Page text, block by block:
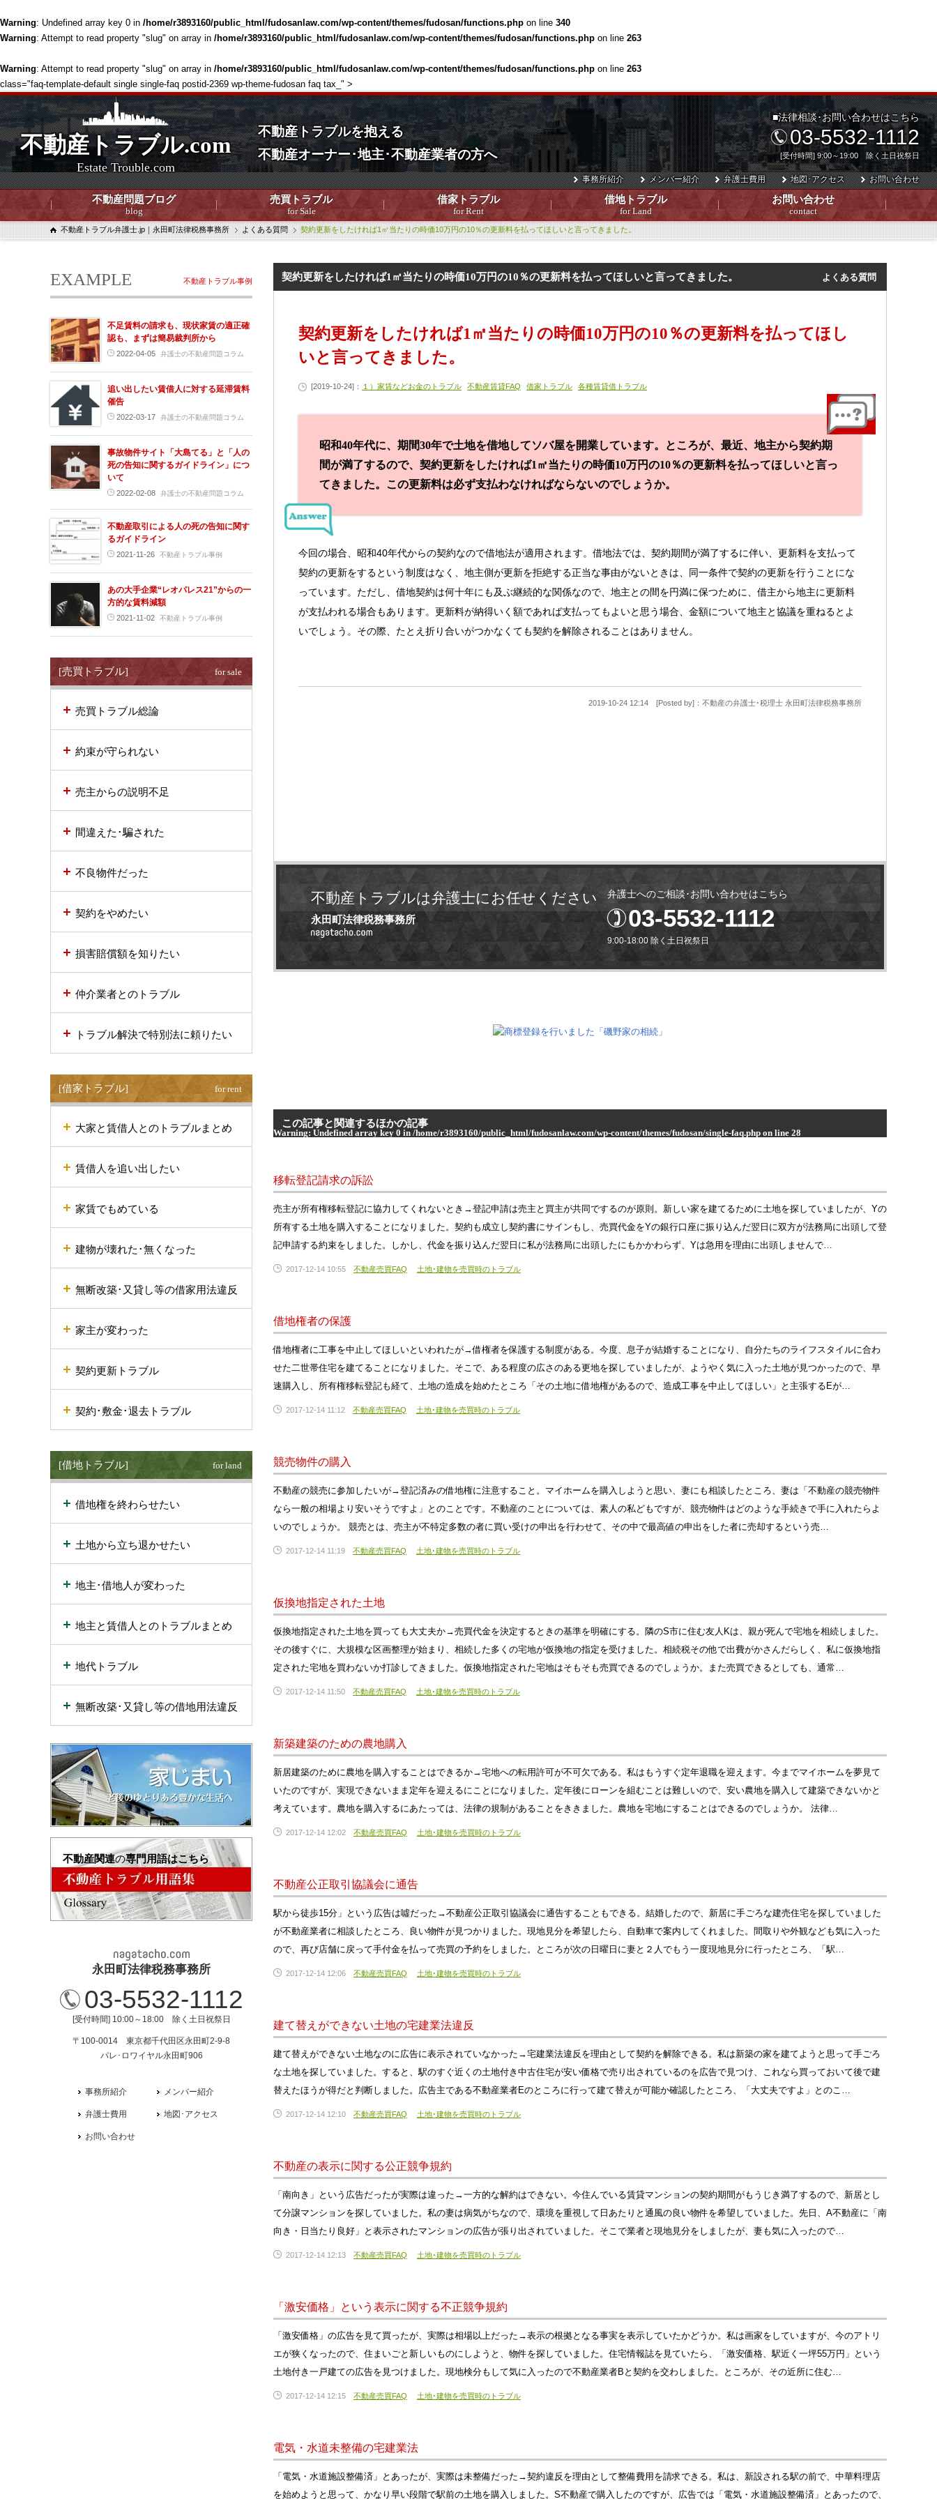
Warning: Undefined array key 0 in /home/r3893160/public_html/fudosanlaw.com/wp-content/themes/fudosan/functions.php on line 340
Warning: Attempt to read property "slug" on array in /home/r3893160/public_html/fudosanlaw.com/wp-content/themes/fudosan/functions.php on line 263
Warning: Attempt to read property "slug" on array in /home/r3893160/public_html/fudosanlaw.com/wp-content/themes/fudosan/functions.php on line 263
class="faq-template-default single single-faq postid-2369 wp-theme-fudosan faq tax_" >
不動産トラブル.com
Estate Trouble.com
不動産トラブルを抱える
不動産オーナー･地主･不動産業者の方へ
不動産問題ブログ
blog
売買トラブル
for Sale
借家トラブル
for Rent
借地トラブル
for Land
お問い合わせ
contact
事務所紹介 メンバー紹介 弁護士費用 地図･アクセス お問い合わせ
■法律相談･お問い合わせはこちら
03-5532-1112
[受付時間] 9:00～19:00 除く土日祝祭日
不動産トラブル弁護士.jp｜永田町法律税務事務所 よくある質問 契約更新をしたければ1㎡当たりの時価10万円の10％の更新料を払ってほしいと言ってきました。
契約更新をしたければ1㎡当たりの時価10万円の10％の更新料を払ってほしいと言ってきました。 よくある質問
契約更新をしたければ1㎡当たりの時価10万円の10％の更新料を払ってほし
いと言ってきました。
[2019-10-24]： １）家賃などお金のトラブル 不動産賃貸FAQ 借家トラブル 各種賃貸借トラブル
昭和40年代に、期間30年で土地を借地してソバ屋を開業しています。ところが、最近、地主から契約期
間が満了するので、契約更新をしたければ1㎡当たりの時価10万円の10％の更新料を払ってほしいと言っ
てきました。この更新料は必ず支払わなければならないのでしょうか。
今回の場合、昭和40年代からの契約なので借地法が適用されます。借地法では、契約期間が満了するに伴い、更新料を支払って
契約の更新をするという制度はなく、地主側が更新を拒絶する正当な事由がないときは、同一条件で契約の更新を行うことにな
っています。ただし、借地契約は何十年にも及ぶ継続的な関係なので、地主との間を円満に保つために、借主から地主に更新料
が支払われる場合もあります。更新料が納得いく額であれば支払ってもよいと思う場合、金額について地主と協議を重ねるとよ
いでしょう。その際、たとえ折り合いがつかなくても契約を解除されることはありません。
2019-10-24 12:14 [Posted by]：不動産の弁護士･税理士 永田町法律税務事務所
不動産トラブルは弁護士にお任せください
永田町法律税務事務所
弁護士へのご相談･お問い合わせはこちら
03-5532-1112
9:00-18:00 除く土日祝祭日
この記事と関連するほかの記事
Warning: Undefined array key 0 in /home/r3893160/public_html/fudosanlaw.com/wp-content/themes/fudosan/single-faq.php on line 28
移転登記請求の訴訟
売主が所有権移転登記に協力してくれないとき→登記申請は売主と買主が共同でするのが原則。新しい家を建てるために土地を探していましたが、Yの
所有する土地を購入することになりました。契約も成立し契約書にサインもし、売買代金をYの銀行口座に振り込んだ翌日に双方が法務局に出頭して登
記申請する約束をしました。しかし、代金を振り込んだ翌日に私が法務局に出頭したにもかかわらず、Yは急用を理由に出頭しませんで…
2017-12-14 10:55 不動産売買FAQ 土地･建物を売買時のトラブル
借地権者の保護
借地権者に工事を中止してほしいといわれたが→借権者を保護する制度がある。今度、息子が結婚することになり、自分たちのライフスタイルに合わ
せた二世帯住宅を建てることになりました。そこで、ある程度の広さのある更地を探していましたが、ようやく気に入った土地が見つかったので、早
速購入し、所有権移転登記も経て、土地の造成を始めたところ「その土地に借地権があるので、造成工事を中止してほしい」と主張するEが…
2017-12-14 11:12 不動産売買FAQ 土地･建物を売買時のトラブル
競売物件の購入
不動産の競売に参加したいが→登記済みの借地権に注意すること。マイホームを購入しようと思い、妻にも相談したところ、妻は「不動産の競売物件
なら一般の相場より安いそうですよ」とのことです。不動産のことについては、素人の私どもですが、競売物件はどのような手続きで手に入れたらよ
いのでしょうか。 競売とは、売主が不特定多数の者に買い受けの申出を行わせて、その中で最高値の申出をした者に売却するという売…
2017-12-14 11:19 不動産売買FAQ 土地･建物を売買時のトラブル
仮換地指定された土地
仮換地指定された土地を買っても大丈夫か→売買代金を決定するときの基準を明確にする。隣のS市に住む友人Kは、親が死んで宅地を相続しました。
その後すぐに、大規模な区画整理が始まり、相続した多くの宅地が仮換地の指定を受けました。相続税その他で出費がかさんだらしく、私に仮換地指
定された宅地を買わないか打診してきました。仮換地指定された宅地はそもそも売買できるのでしょうか。また売買できるとしても、通常…
2017-12-14 11:50 不動産売買FAQ 土地･建物を売買時のトラブル
新築建築のための農地購入
新居建築のために農地を購入することはできるか→宅地への転用許可が不可欠である。私はもうすぐ定年退職を迎えます。今までマイホームを夢見て
いたのですが、実現できないまま定年を迎えるにことになりました。定年後にローンを組むことは難しいので、安い農地を購入して建築できないかと
考えています。農地を購入するにあたっては、法律の規制があることをききました。農地を宅地にすることはできるのでしょうか。 法律…
2017-12-14 12:02 不動産売買FAQ 土地･建物を売買時のトラブル
不動産公正取引協議会に通告
駅から徒歩15分」という広告は噓だった→不動産公正取引協議会に通告することもできる。結婚したので、新居に手ごろな建売住宅を探していました
が不動産業者に相談したところ、良い物件が見つかりました。現地見分を希望したら、自動車で案内してくれました。間取りや外観なども気に入った
ので、再び店舗に戻って手付金を払って売買の予約をしました。ところが次の日曜日に妻と２人でもう一度現地見分に行ったところ、「駅…
2017-12-14 12:06 不動産売買FAQ 土地･建物を売買時のトラブル
建て替えができない土地の宅建業法違反
建て替えができない土地なのに広告に表示されていなかった→宅建業法違反を理由として契約を解除できる。私は新築の家を建てようと思って手ごろ
な土地を探していました。すると、駅のすぐ近くの土地付き中古住宅が安い価格で売り出されているのを広告で見つけ、これなら買っておいて後で建
替えたほうが得だと判断しました。広告主である不動産業者Eのところに行って建て替えが可能か確認したところ、「大丈夫ですよ」とのこ…
2017-12-14 12:10 不動産売買FAQ 土地･建物を売買時のトラブル
不動産の表示に関する公正競争規約
「南向き」という広告だったが実際は違った→一方的な解約はできない。今住んでいる賃貸マンションの契約期間がもうじき満了するので、新居とし
て分譲マンションを探していました。私の妻は病気がちなので、環境を重視して日あたりと通風の良い物件を希望していました。先日、A不動産に「南
向き・日当たり良好」と表示されたマンションの広告が張り出されていました。そこで業者と現地見分をしましたが、妻も気に入ったので…
2017-12-14 12:13 不動産売買FAQ 土地･建物を売買時のトラブル
「激安価格」という表示に関する不正競争規約
「激安価格」の広告を見て買ったが、実際は相場以上だった→表示の根拠となる事実を表示していたかどうか。私は画家をしていますが、今のアトリ
エが狭くなったので、住まいごと新しいものにしようと、物件を探していました。住宅情報誌を見ていたら、「激安価格、駅近く一坪55万円」という
土地付き一戸建ての広告を見つけました。現地検分もして気に入ったので不動産業者Bと契約を交わしました。ところが、その近所に住む…
2017-12-14 12:15 不動産売買FAQ 土地･建物を売買時のトラブル
電気・水道未整備の宅建業法
「電気・水道施設整備済」とあったが、実際は未整備だった→契約違反を理由として整備費用を請求できる。私は、新設される駅の前で、中華料理店
を始めようと思って、かなり早い段階で駅前の土地を購入しました。S不動産で購入したのですが、広告では「電気・水道施設整備済」とあったので、
不動産トラブル事例
EXAMPLE
不足賃料の請求も、現状家賃の適正確
認も、まずは簡易裁判所から
2022-04-05 弁護士の不動産問題コラム
追い出したい賃借人に対する延滞賃料
催告
2022-03-17 弁護士の不動産問題コラム
事故物件サイト「大島てる」と「人の
死の告知に関するガイドライン」につ
いて
2022-02-08 弁護士の不動産問題コラム
不動産取引による人の死の告知に関す
るガイドライン
2021-11-26 不動産トラブル事例
あの大手企業“レオパレス21”からの一
方的な賃料減額
2021-11-02 不動産トラブル事例
[売買トラブル] for sale
売買トラブル総論
約束が守られない
売主からの説明不足
間違えた･騙された
不良物件だった
契約をやめたい
損害賠償額を知りたい
仲介業者とのトラブル
トラブル解決で特別法に頼りたい
[借家トラブル] for rent
大家と賃借人とのトラブルまとめ
賃借人を追い出したい
家賃でもめている
建物が壊れた･無くなった
無断改築･又貸し等の借家用法違反
家主が変わった
契約更新トラブル
契約･敷金･退去トラブル
[借地トラブル] for land
借地権を終わらせたい
土地から立ち退かせたい
地主･借地人が変わった
地主と賃借人とのトラブルまとめ
地代トラブル
無断改築･又貸し等の借地用法違反
不動産関連の専門用語はこちら
永田町法律税務事務所
03-5532-1112
[受付時間] 10:00～18:00 除く土日祝祭日
〒100-0014 東京都千代田区永田町2-9-8
パレ･ロワイヤル永田町906
事務所紹介 メンバー紹介
弁護士費用 地図･アクセス
お問い合わせ